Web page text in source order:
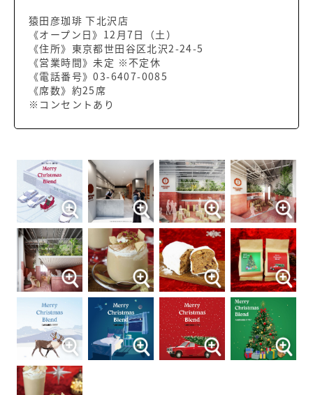
猿田彦珈琲 下北沢店
《オープン日》12月7日（土）
《住所》東京都世田谷区北沢2-24-5
《営業時間》未定 ※不定休
《電話番号》03-6407-0085
《席数》約25席
※コンセントあり